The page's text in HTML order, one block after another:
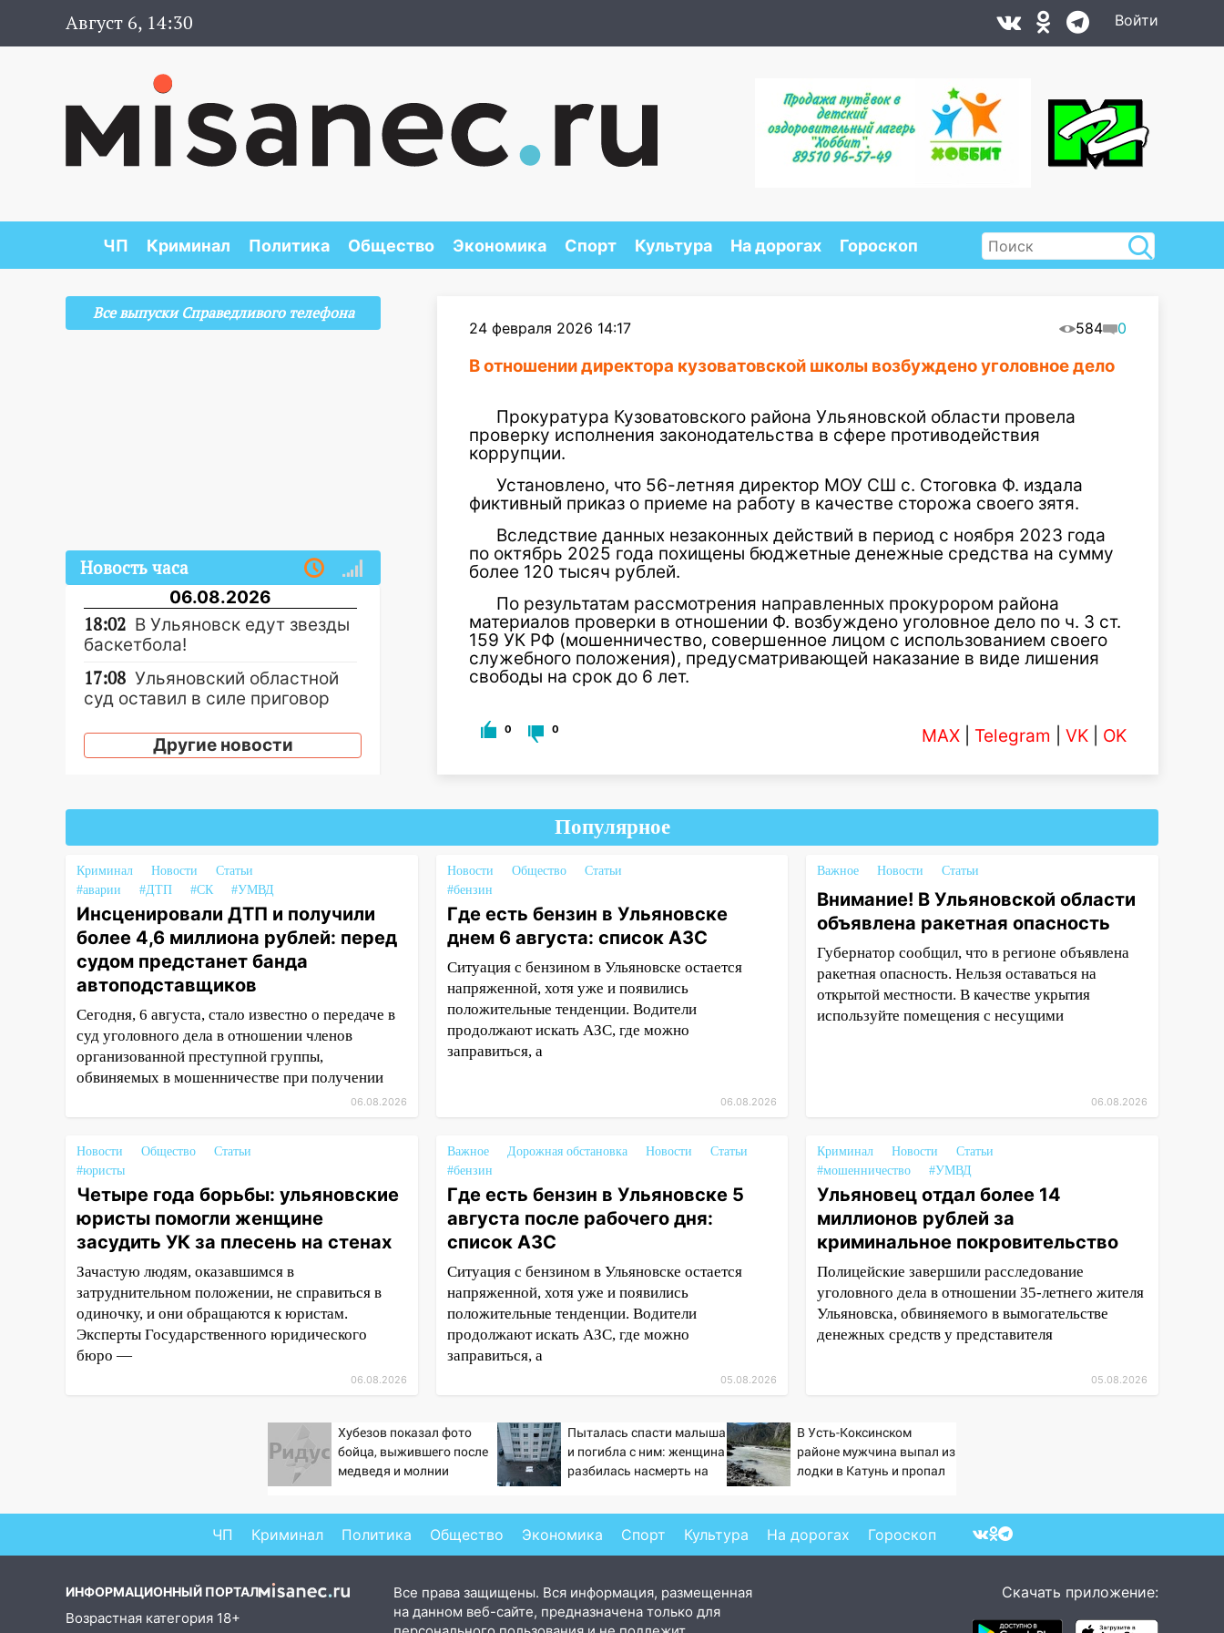
Август 6, 14:30 Войти
ЧП Криминал Политика Общество Экономика Спорт Культура На дорогах Гороскоп
24 февраля 2026 14:17 584 0
В отношении директора кузоватовской школы возбуждено уголовное дело
Прокуратура Кузоватовского района Ульяновской области провела
проверку исполнения законодательства в сфере противодействия
коррупции.
Установлено, что 56-летняя директор МОУ СШ с. Стоговка Ф. издала
фиктивный приказ о приеме на работу в качестве сторожа своего зятя.
Вследствие данных незаконных действий в период с ноября 2023 года
по октябрь 2025 года похищены бюджетные денежные средства на сумму
более 120 тысяч рублей.
По результатам рассмотрения направленных прокурором района
материалов проверки в отношении Ф. возбуждено уголовное дело по ч. 3 ст.
159 УК РФ (мошенничество, совершенное лицом с использованием своего
служебного положения), предусматривающей наказание в виде лишения
свободы на срок до 6 лет.
0 0 MAX Telegram VK OK
Все выпуски Справедливого телефона
Новость часа
06.08.2026
18:02 В Ульяновск едут звезды
баскетбола!
17:08 Ульяновский областной
суд оставил в силе приговор
«УльяновскФармации» за
махинации на 3,2 млн рублей
атлетики из Ульяновска
Чемпионате России
16:02
В Ульяновской области
убрали более 28% площадей
зерновых и зернобобовых
культур
15:51 Бросила кирпич в жену
брата: в Ульяновской области
завели дело на агрессивную
женщину
15:47 На улице Радищева
сбили курьера: крупная авария
15:15
Проводил до квартиры и
ограбил: новый кавалер
женщины оказался
рецидивистом
14:26 В Ульяновске ограничат
14:23 67% ульяновцев готовы
передумать увольняться, если
им повысят зарплату
14:01
В Инзе произошел
В суде защитили
репутацию мужчины, которого
жестоком обращении с
животными
Другие новости
Популярное
Криминал Новости
Статьи
#аварии
#ДТП #СК #УМВД
Инсценировали ДТП и получили
более 4,6 миллиона рублей: перед
судом предстанет банда
автоподставщиков
Сегодня, 6 августа, стало известно о передаче в
суд уголовного дела в отношении членов
организованной преступной группы,
обвиняемых в мошенничестве при получении
06.08.2026
Новости Общество
Статьи
#бензин
Где есть бензин в Ульяновске
днем 6 августа: список АЗС
Ситуация с бензином в Ульяновске остается
напряженной, хотя уже и появились
положительные тенденции. Водители
продолжают искать АЗС, где можно
заправиться, а
06.08.2026
Важное Новости Статьи
Внимание! В Ульяновской области
объявлена ракетная опасность
Губернатор сообщил, что в регионе объявлена
ракетная опасность. Нельзя оставаться на
открытой местности. В качестве укрытия
используйте помещения с несущими
06.08.2026
Новости Общество
Статьи
#юристы
Четыре года борьбы: ульяновские
юристы помогли женщине
засудить УК за плесень на стенах
Зачастую людям, оказавшимся в
затруднительном положении, не справиться в
одиночку, и они обращаются к юристам.
Эксперты Государственного юридического
бюро —
06.08.2026
Важное Дорожная обстановка Новости
Статьи
#бензин
Где есть бензин в Ульяновске 5
августа после рабочего дня:
список АЗС
Ситуация с бензином в Ульяновске остается
напряженной, хотя уже и появились
положительные тенденции. Водители
продолжают искать АЗС, где можно
заправиться, а
05.08.2026
Криминал Новости
Статьи
#мошенничество
#УМВД
Ульяновец отдал более 14
миллионов рублей за
криминальное покровительство
Полицейские завершили расследование
уголовного дела в отношении 35-летнего жителя
Ульяновска, обвиняемого в вымогательстве
денежных средств у представителя
05.08.2026
Хубезов показал фото
бойца, выжившего после
медведя и молнии
Пыталась спасти малыша
и погибла с ним: женщина
разбилась насмерть на
В Усть-Коксинском
районе мужчина выпал из
лодки в Катунь и пропал
ЧП Криминал Политика Общество Экономика Спорт Культура На дорогах Гороскоп
ИНФОРМАЦИОННЫЙ ПОРТАЛ
Возрастная категория 18+
Все права защищены. Вся информация, размещенная
на данном веб-сайте, предназначена только для
Скачать приложение: